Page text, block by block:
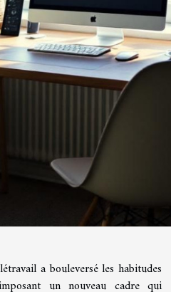
a bouleversé les habitudes
un nouveau cadre qui